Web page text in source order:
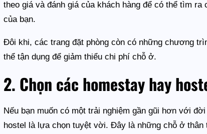
theo giá và đánh giá của khách hàng để có thể tìm
của bạn.
Đôi khi, các trang đặt phòng còn có những chương
thể tận dụng để giảm thiểu chi phí chỗ ở.
2. Chọn các homestay hay
Nếu bạn muốn có một trải nghiệm gần gũi hơn với
hostel là lựa chọn tuyệt vời. Đây là những chỗ ở